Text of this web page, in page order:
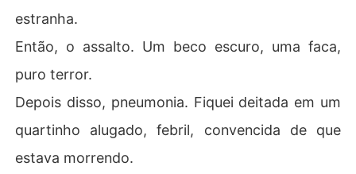
estranha.
Então, o assalto. Um beco escuro, uma faca,
puro terror.
Depois disso, pneumonia. Fiquei deitada em um
quartinho alugado, febril, convencida de que
estava morrendo.